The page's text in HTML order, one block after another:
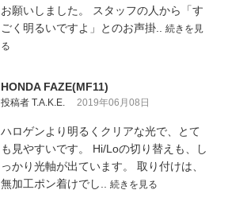
お願いしました。 スタッフの人から「す
ごく明るいですよ」とのお声掛.. 続きを見
る
HONDA FAZE(MF11)
投稿者 T.A.K.E. 2019年06月08日
ハロゲンより明るくクリアな光で、とて
も見やすいです。 Hi/Loの切り替えも、し
っかり光軸が出ています。 取り付けは、
無加工ポン着けでし.. 続きを見る